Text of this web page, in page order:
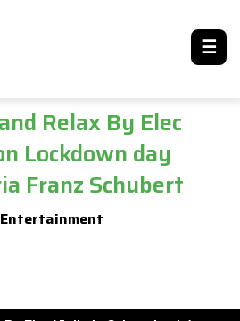
☰
Relax By Elec
Lockdown day
Franz Schubert